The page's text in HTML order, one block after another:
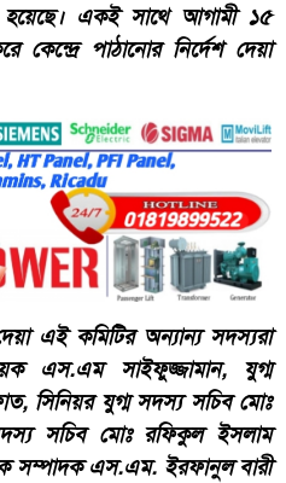
একই সাথে আগামী ১৫
কেন্দ্রে পাঠানোর নির্দেশ দেয়া
এই কমিটির অন্যান্য সদস্যরা
এস.এম সাইফুজ্জামান, যুগ্ম
সিনিয়র যুগ্ম সদস্য সচিব মোঃ
সচিব মোঃ রফিকুল ইসলাম
সম্পাদক এস.এম. ইরফানুল বারী